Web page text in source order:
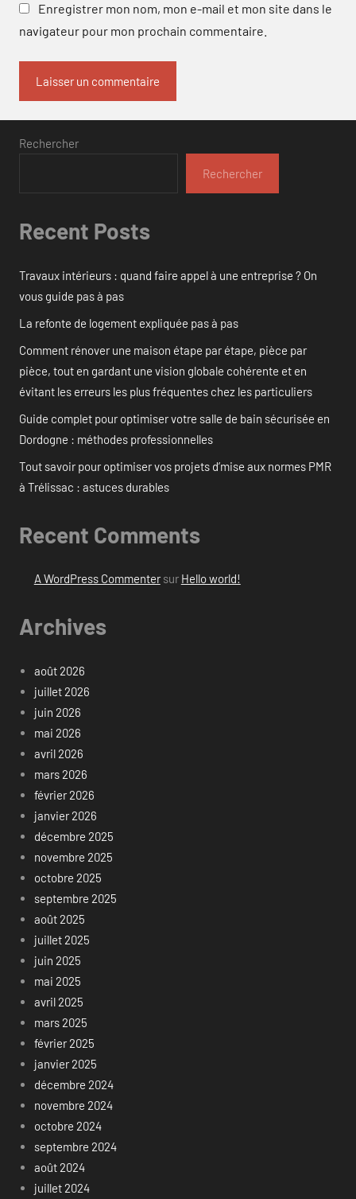
Enregistrer mon nom, mon e-mail et mon site dans le
navigateur pour mon prochain commentaire.
Rechercher
Rechercher
Recent Posts
Travaux intérieurs : quand faire appel à une entreprise ? On
vous guide pas à pas
La refonte de logement expliquée pas à pas
Comment rénover une maison étape par étape, pièce par
pièce, tout en gardant une vision globale cohérente et en
évitant les erreurs les plus fréquentes chez les particuliers
Guide complet pour optimiser votre salle de bain sécurisée en
Dordogne : méthodes professionnelles
Tout savoir pour optimiser vos projets d’mise aux normes PMR
à Trélissac : astuces durables
Recent Comments
A WordPress Commentersur Hello world!
Archives
août 2026
juillet 2026
juin 2026
mai 2026
avril 2026
mars 2026
février 2026
janvier 2026
décembre 2025
novembre 2025
octobre 2025
septembre 2025
août 2025
juillet 2025
juin 2025
mai 2025
avril 2025
mars 2025
février 2025
janvier 2025
décembre 2024
novembre 2024
octobre 2024
septembre 2024
août 2024
juillet 2024